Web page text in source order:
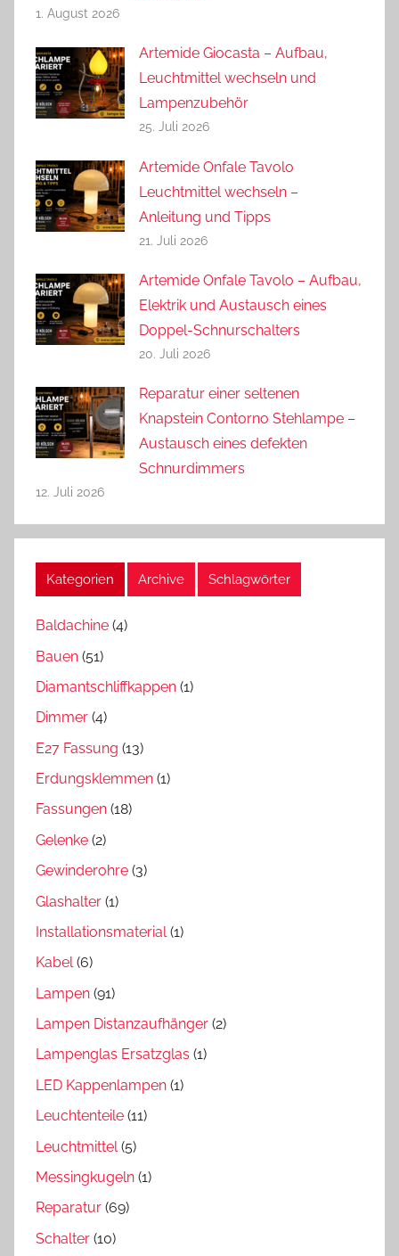
1. August 2026
Artemide Giocasta – Aufbau,
Leuchtmittel wechseln und
Lampenzubehör
25. Juli 2026
Artemide Onfale Tavolo
Leuchtmittel wechseln –
Anleitung und Tipps
21. Juli 2026
Artemide Onfale Tavolo – Aufbau,
Elektrik und Austausch eines
Doppel-Schnurschalters
20. Juli 2026
Reparatur einer seltenen
Knapstein Contorno Stehlampe –
Austausch eines defekten
Schnurdimmers
12. Juli 2026
Kategorien Archive Schlagwörter
Baldachine (4)
Bauen (51)
Diamantschliffkappen (1)
Dimmer (4)
E27 Fassung (13)
Erdungsklemmen (1)
Fassungen (18)
Gelenke (2)
Gewinderohre (3)
Glashalter (1)
Installationsmaterial(1)
Kabel(6)
Lampen (91)
Lampen Distanzaufhänger (2)
Lampenglas Ersatzglas (1)
LED Kappenlampen (1)
Leuchtenteile (11)
Leuchtmittel (5)
Messingkugeln (1)
Reparatur (69)
Schalter (10)